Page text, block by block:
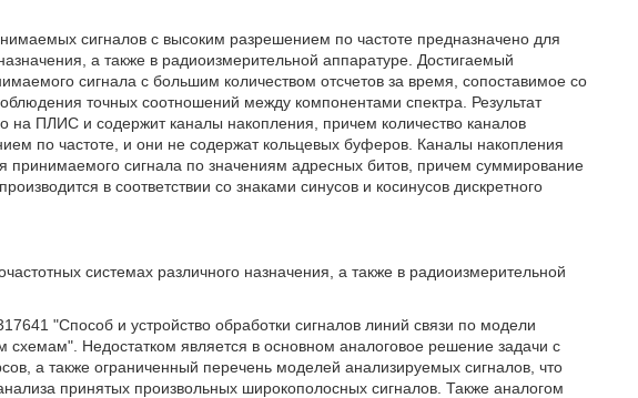
сигналов с высоким разрешением по частоте предназначено для
а также в радиоизмерительной аппаратуре. Достигаемый
сигнала с большим количеством отсчетов за время, сопоставимое со
точных соотношений между компонентами спектра. Результат
на ПЛИС и содержит каналы накопления, причем количество каналов
по частоте, и они не содержат кольцевых буферов. Каналы накопления
принимаемого сигнала по значениям адресных битов, причем суммирование
в соответствии со знаками синусов и косинусов дискретного
системах различного назначения, а также в радиоизмерительной
"Способ и устройство обработки сигналов линий связи по модели
Недостатком является в основном аналоговое решение задачи с
а также ограниченный перечень моделей анализируемых сигналов, что
принятых произвольных широкополосных сигналов. Также аналогом